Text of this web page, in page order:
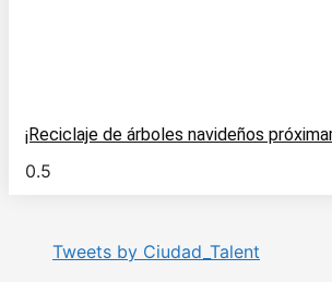
¡Reciclaje de árboles navideños
Tweets by Ciudad_Talent